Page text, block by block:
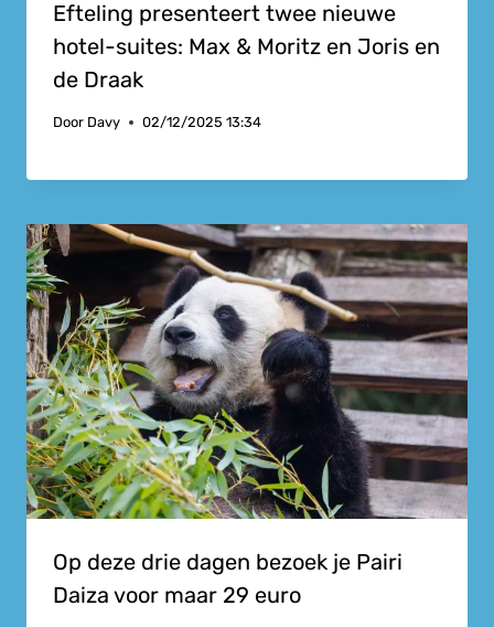
Efteling presenteert twee nieuwe
hotel-suites: Max & Moritz en Joris en
de Draak
Door Davy 02/12/2025 13:34
Op deze drie dagen bezoek je Pairi
Daiza voor maar 29 euro